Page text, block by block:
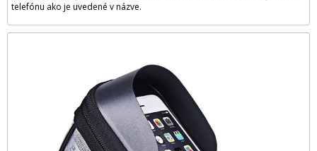
telefónu ako je uvedené v názve.